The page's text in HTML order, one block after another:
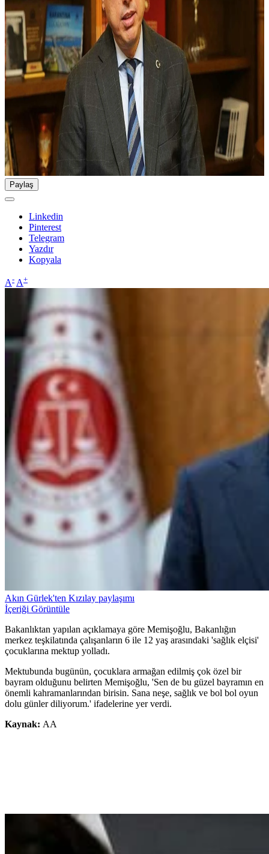
Paylaş
Linkedin
Pinterest
Telegram
Yazdır
Kopyala
A- A+
Akın Gürlek'ten Kızılay paylaşımı
İçeriği Görüntüle
Bakanlıktan yapılan açıklamaya göre Memişoğlu, Bakanlığın
merkez teşkilatında çalışanların 6 ile 12 yaş arasındaki 'sağlık elçisi'
çocuklarına mektup yolladı.
Mektubunda bugünün, çocuklara armağan edilmiş çok özel bir
bayram olduğunu belirten Memişoğlu, 'Sen de bu güzel bayramın en
önemli kahramanlarından birisin. Sana neşe, sağlık ve bol bol oyun
dolu günler diliyorum.' ifadelerine yer verdi.
Kaynak: AA